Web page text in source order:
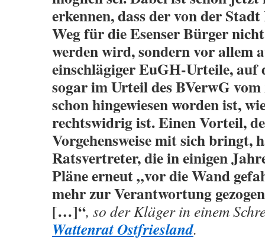
erkennen, dass der von der Stadt
Weg für die Esenser Bürger
werden wird, sondern vor allem
einschlägiger EuGH-Urteile, auf
sogar im Urteil des BVerwG vom
schon hingewiesen worden ist,
rechtswidrig ist. Einen Vorteil,
Vorgehensweise mit sich bringt,
Ratsvertreter, die in einigen
Pläne erneut „vor die Wand
mehr zur Verantwortung
[…]“, so der Kläger in einem
Wattenrat Ostfriesland.